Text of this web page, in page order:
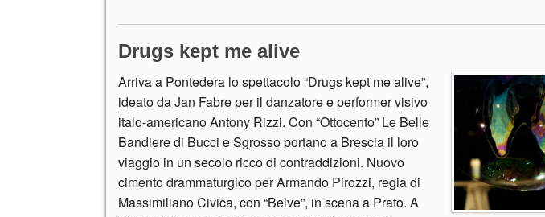
Drugs kept me alive
Arriva a Pontedera lo spettacolo “Drugs kept me alive”,
ideato da Jan Fabre per il danzatore e performer visivo
italo-americano Antony Rizzi. Con “Ottocento” Le Belle
Bandiere di Bucci e Sgrosso portano a Brescia il loro
viaggio in un secolo ricco di contraddizioni. Nuovo
cimento drammaturgico per Armando Pirozzi, regia di
Massimiliano Civica, con “Belve”, in scena a Prato. A